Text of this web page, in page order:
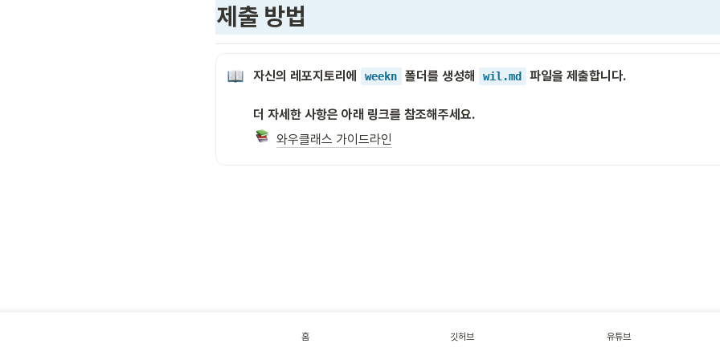
제출 방법
자신의 레포지토리에 weekn 폴더를 생성해 wil.md 파일을 제출합니다.
더 자세한 사항은 아래 링크를 참조해주세요.
와우클래스 가이드라인
홈 깃허브 유튜브